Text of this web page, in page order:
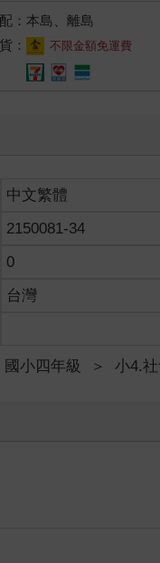
：本島、離島
：
不限金額免運費
中文繁體
2150081-34
0
台灣
國小四年級 ＞ 小4.